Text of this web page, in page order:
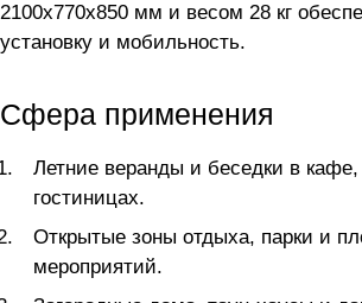
2100x770x850 мм и весом 28 кг
установку и мобильность.
Сфера применения
Летние веранды и беседки в кафе,
гостиницах.
Открытые зоны отдыха, парки и
мероприятий.